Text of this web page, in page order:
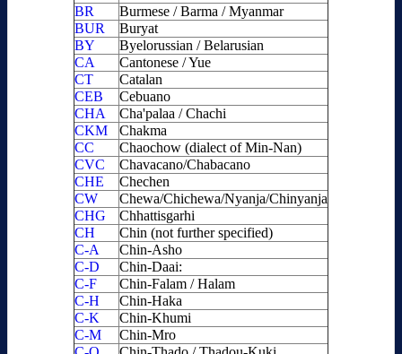
BR
Burmese / Barma / Myanmar
BUR
Buryat
BY
Byelorussian / Belarusian
CA
Cantonese / Yue
CT
Catalan
CEB
Cebuano
CHA
Cha'palaa / Chachi
CKM
Chakma
CC
Chaochow (dialect of Min-Nan)
CVC
Chavacano/Chabacano
CHE
Chechen
CW
Chewa/Chichewa/Nyanja/Chinyanja
CHG
Chhattisgarhi
CH
Chin (not further specified)
C-A
Chin-Asho
C-D
Chin-Daai:
C-F
Chin-Falam / Halam
C-H
Chin-Haka
C-K
Chin-Khumi
C-M
Chin-Mro